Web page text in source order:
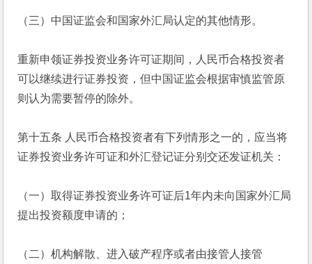
（三）中国证监会和国家外汇局认定的其他情形。
重新申领证券投资业务许可证期间，人民币合格投资者
可以继续进行证券投资，但中国证监会根据审慎监管原
则认为需要暂停的除外。
第十五条 人民币合格投资者有下列情形之一的，应当将
证券投资业务许可证和外汇登记证分别交还发证机关：
（一）取得证券投资业务许可证后1年内未向国家外汇局
提出投资额度申请的；
（二）机构解散、进入破产程序或者由接管人接管